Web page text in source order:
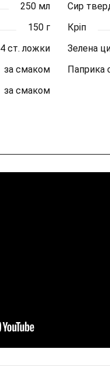
250 мл Сир
150 г Кріп
4 ст. ложки Зелена
за смаком Паприка
за смаком